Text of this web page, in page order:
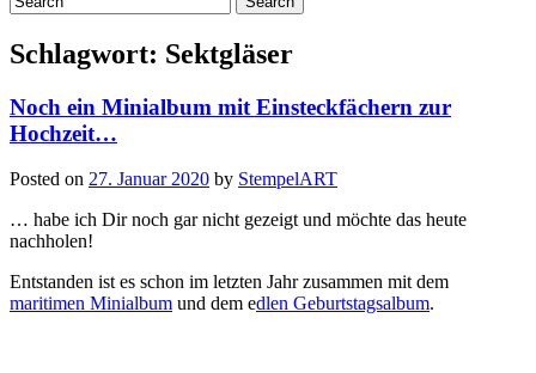
Schlagwort: Sektgläser
Noch ein Minialbum mit Einsteckfächern zur
Hochzeit…
Posted on 27. Januar 2020 by StempelART
… habe ich Dir noch gar nicht gezeigt und möchte das heute
nachholen!
Entstanden ist es schon im letzten Jahr zusammen mit dem
maritimen Minialbum und dem edlen Geburtstagsalbum.